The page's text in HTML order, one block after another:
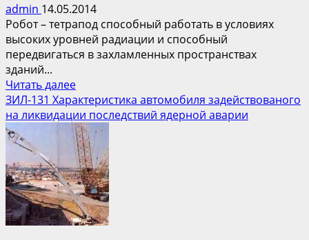
admin 14.05.2014
Робот – тетрапод способный работать в условиях
высоких уровней радиации и способный
передвигаться в захламленных пространствах
зданий...
Читать далееПрочитать
больше
о
Четвероногий
робот
поможет
ликвидировать
аварию
на
АЭС
ЗИЛ-131 Характеристика автомобиля задействованого
на ликвидации последствий ядерной аварии